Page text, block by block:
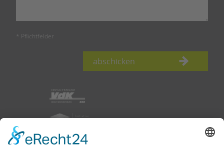
* Pflichtfelder
abschicken